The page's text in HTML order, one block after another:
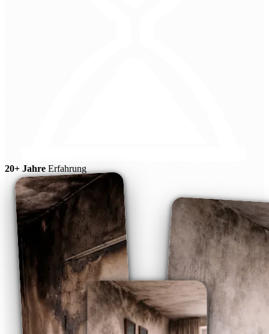
20+ Jahre Erfahrung